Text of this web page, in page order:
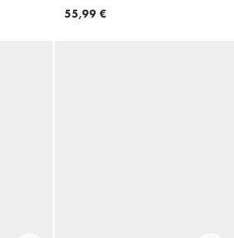
Bardot y ribete de encaje
55,99 €